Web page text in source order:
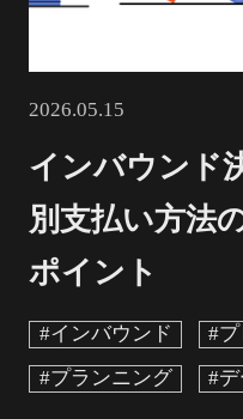
2026.05.15
インバウンド
別支払い方法
ポイント
#インバウンド
#
#プランニング
#